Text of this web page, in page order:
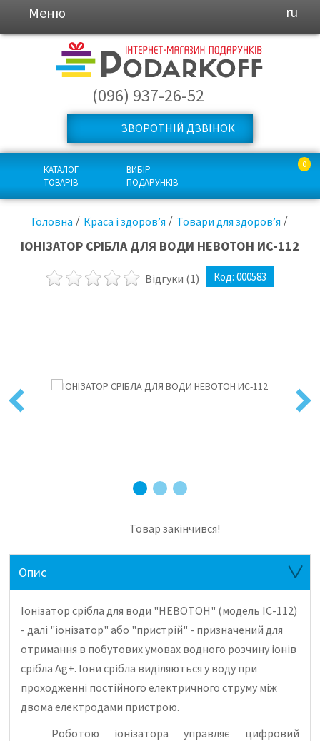
Меню ru
(096) 937-26-52
ЗВОРОТНІЙ ДЗВІНОК
КАТАЛОГ
ТОВАРІВ
ВИБІР
ПОДАРУНКІВ
0
Головна Краса і здоров’я Товари для здоров’я
ІОНІЗАТОР СРІБЛА ДЛЯ ВОДИ НЕВОТОН ИС-112
Відгуки (1) Код: 000583
Previous Next
Товар закінчився!
Опис
Іонізатор срібла для води "НЕВОТОН" (модель ІС-112)
- далі "іонізатор" або "пристрій" - призначений для
отримання в побутових умовах водного розчину іонів
срібла Аg+. Іони срібла виділяються у воду при
проходженні постійного електричного струму між
двома електродами пристрою.
Роботою іонізатора управляє цифровий